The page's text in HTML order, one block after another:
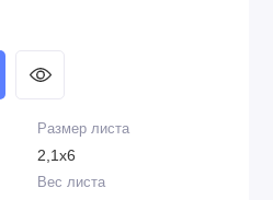
Размер листа
2,1х6
Вес листа